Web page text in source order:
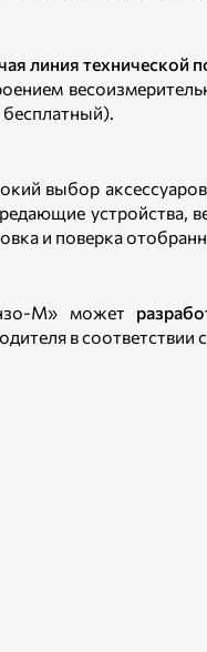
линия технической
выбор
устройства,
и поверка
М» может
в